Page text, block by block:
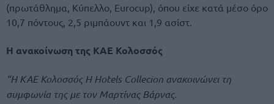
(πρωτάθλημα, Κύπελλο, Eurocup), όπου είχε κατά μέσο όρο
10,7 πόντους, 2,5 ριμπάουντ και 1,9 ασίστ.
Η ανακοίνωση της ΚΑΕ Κολοσσός
“Η ΚΑΕ Κολοσσός H Hotels Collecion ανακοινώνει τη
συμφωνία της με τον Μαρτίνας Βάρνας.